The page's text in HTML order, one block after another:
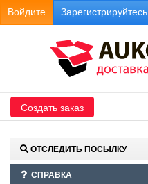
Войдите Зарегистрируйтесь
Создать заказ
ОТСЛЕДИТЬ ПОСЫЛКУ
СПРАВКА